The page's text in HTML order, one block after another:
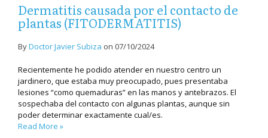
Dermatitis causada por el contacto de
plantas (FITODERMATITIS)
ByDoctor Javier Subiza on 07/10/2024
Recientemente he podido atender en nuestro centro un
jardinero, que estaba muy preocupado, pues presentaba
lesiones “como quemaduras” en las manos y antebrazos. El
sospechaba del contacto con algunas plantas, aunque sin
poder determinar exactamente cual/es.
Read More »